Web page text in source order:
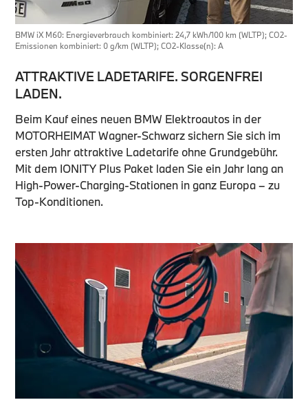
BMW iX M60: Energieverbrauch kombiniert: 24,7 kWh/100 km (WLTP); CO2-
Emissionen kombiniert: 0 g/km (WLTP); CO2-Klasse(n): A
ATTRAKTIVE LADETARIFE. SORGENFREI
LADEN.
Beim Kauf eines neuen BMW Elektroautos in der
MOTORHEIMAT Wagner-Schwarz sichern Sie sich im
ersten Jahr attraktive Ladetarife ohne Grundgebühr.
Mit dem IONITY Plus Paket laden Sie ein Jahr lang an
High-Power-Charging-Stationen in ganz Europa – zu
Top-Konditionen.